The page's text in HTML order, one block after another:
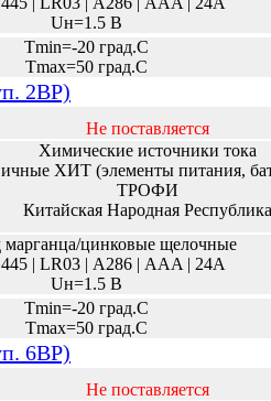
Uн=1.5 В
Tmin=-20 град.С
Tmax=50 град.С
2BP)
Не поставляется
Химические источники тока
ХИТ (элементы питания,
ТРОФИ
Китайская Народная Республика
марганца/цинковые щелочные
| LR03 | А286 | AAA | 24A
Uн=1.5 В
Tmin=-20 град.С
Tmax=50 град.С
6BP)
Не поставляется